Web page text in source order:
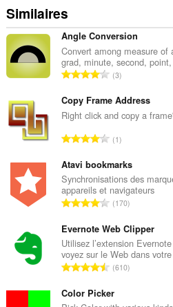
Similaires
Angle Conversion
Convert among measure
grad, minute, second,
N
m
b
e
o
t
a
d
e
n
o
e
3
Copy Frame Address
Right click and copy a
N
m
b
r
e
o
t
a
d
e
1
Atavi bookmarks
Synchronisations des
appareils et navigateurs
N
m
b
r
e
o
170
Evernote Web Clipper
Utilisez l’extension
voyez sur le Web dans
N
m
610
Color Picker